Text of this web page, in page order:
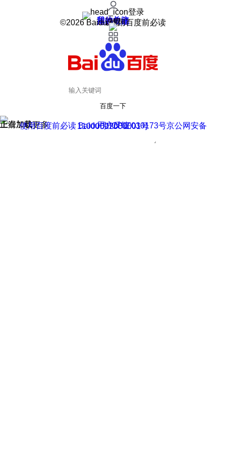
登录
我的关注
我的收藏
皮肤中心
用户反馈
设置
©2026 Baidu 使用百度前必读
百度一下
正在加载
上滑加载更多 用户反馈
使用百度前必读 Baidu 京ICP证030173号
京公网安备11000002000001号